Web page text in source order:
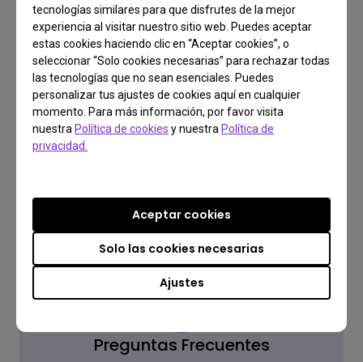
tecnologías similares para que disfrutes de la mejor
experiencia al visitar nuestro sitio web. Puedes aceptar
estas cookies haciendo clic en “Aceptar cookies”, o
seleccionar “Solo cookies necesarias” para rechazar todas
las tecnologías que no sean esenciales. Puedes
personalizar tus ajustes de cookies aquí en cualquier
momento. Para más información, por favor visita
nuestra Política de cookies y nuestra Política de
privacidad.
Ajustes
Solo las cookies necesarias
Aceptar cookies
Preguntas Frecuentes